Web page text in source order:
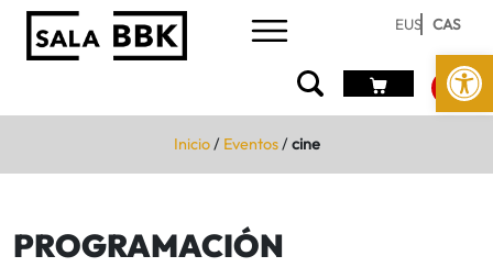
Abrir
EUS CAS
Inicio/ Eventos/cine
PROGRAMACIÓN